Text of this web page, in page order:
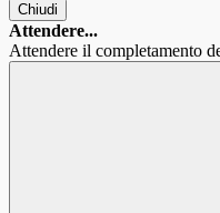
Chiudi
Attendere...
Attendere il completamento